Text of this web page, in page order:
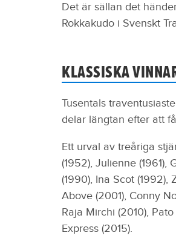
Det är sällan det
Rokkakudo i Svenskt
KLASSISKA
Tusentals
delar längtan efter att
Ett urval av treåriga
(1952), Julienne (1961),
(1990), Ina Scot (1992),
Above (2001), Conny
Raja Mirchi (2010),
Express (2015).